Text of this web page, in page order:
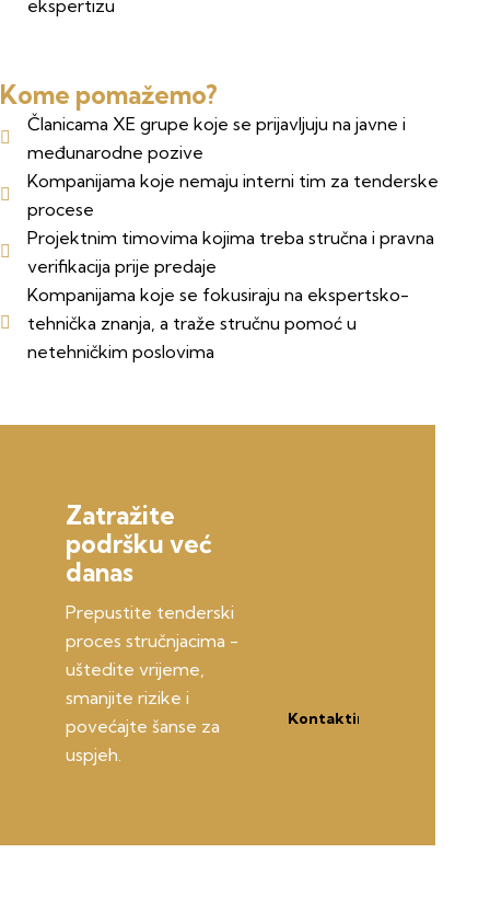
ekspertizu
Kome pomažemo?
Članicama XE grupe koje se prijavljuju na javne i
međunarodne pozive
Kompanijama koje nemaju interni tim za tenderske
procese
Projektnim timovima kojima treba stručna i pravna
verifikacija prije predaje
Kompanijama koje se fokusiraju na ekspertsko-
tehnička znanja, a traže stručnu pomoć u
netehničkim poslovima
Zatražite
podršku već
danas
Prepustite tenderski
proces stručnjacima -
uštedite vrijeme,
smanjite rizike i
povećajte šanse za
uspjeh.
Kontaktirajte